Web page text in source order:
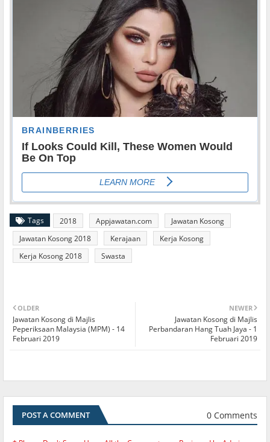
Tags 2018 Appjawatan.com
Jawatan Kosong
Jawatan Kosong 2018
Kerajaan
Kerja Kosong
Kerja Kosong 2018
Swasta
NEWER
Jawatan Kosong di Majlis
Perbandaran Hang Tuah Jaya - 1
Februari 2019
OLDER
Jawatan Kosong di Majlis
Peperiksaan Malaysia (MPM) - 14
Februari 2019
POST A COMMENT 0 Comments